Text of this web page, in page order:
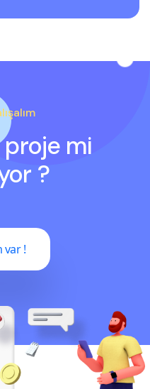
proje mi
?
var !